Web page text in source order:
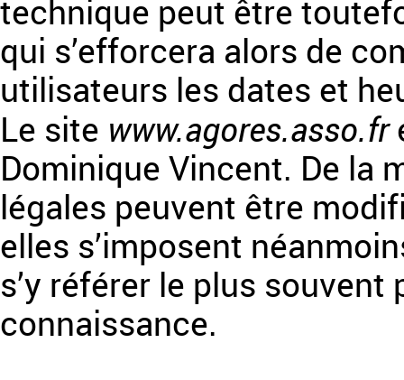
technique peut être
qui s’efforcera alors de
utilisateurs les dates et
Le site www.agores.asso.fr
Dominique Vincent. De la
légales peuvent être
elles s’imposent
s’y référer le plus souvent
connaissance.